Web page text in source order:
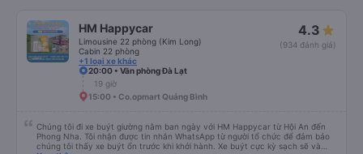
HM Happycar
Limousine 22 phòng (Kim Long)
Cabin 22 phòng
+1 loại xe khác
4.3
(934 đánh giá)
20:00 • Văn phòng Đà Lạt
19 giờ
15:00 • Co.opmart Quảng Bình
Chúng tôi đi xe buýt giường nằm ban ngày với HM Happycar từ Hội An đến
Phong Nha. Tôi nhận được tin nhắn WhatsApp từ người tổ chức để đảm bảo
chúng tôi thấy xe buýt ổn trước khi khởi hành. Xe buýt cực kỳ sạch sẽ và